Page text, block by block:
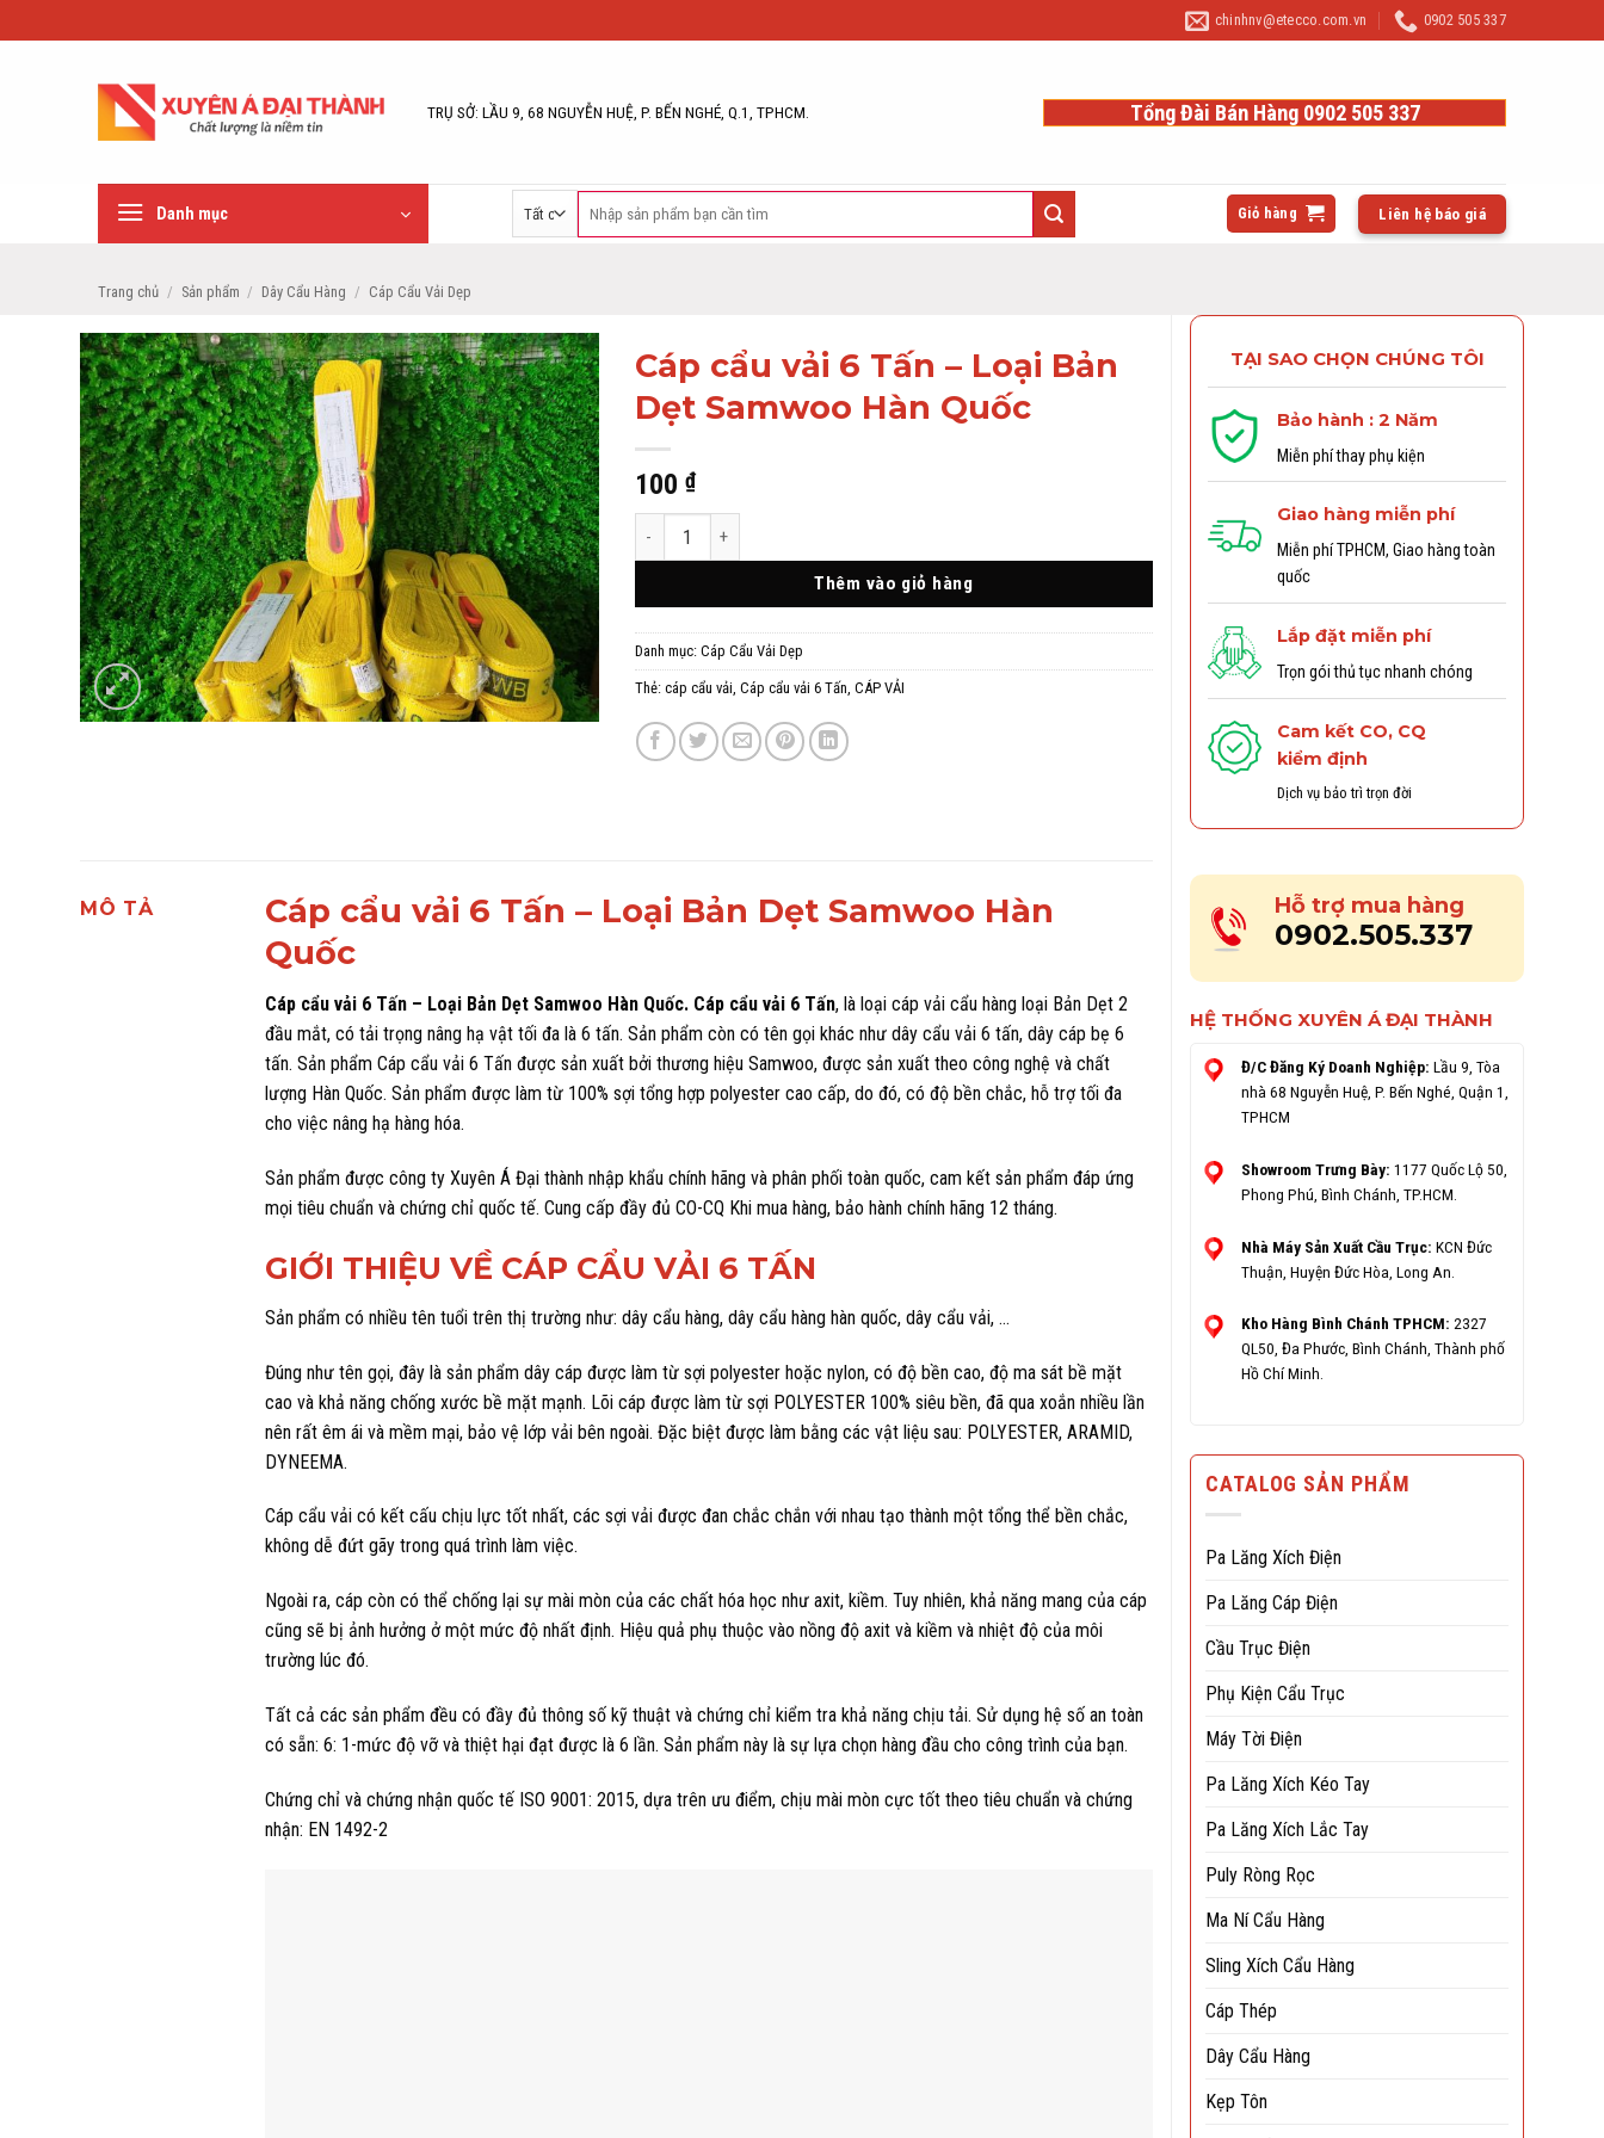
qua
chinhnv@etecco.com.vn 0902 505 337
TRỤ SỞ: LẦU 9, 68 NGUYỄN HUỆ, P. BẾN NGHÉ, Q.1, TPHCM. Tổng Đài Bán Hàng 0902 505 337
Danh mục
kiếm:
Giỏ hàng Liên hệ báo giá
Trang chủ / Sản phẩm / Dây Cẩu Hàng / Cáp Cẩu Vải Dẹp
TẠI SAO CHỌN CHÚNG TÔI
Bảo hành : 2 Năm
Miễn phí thay phụ kiện
Giao hàng miễn phí
Miễn phí TPHCM, Giao hàng toàn
quốc
Lắp đặt miễn phí
Trọn gói thủ tục nhanh chóng
Cam kết CO, CQ
kiểm định
Dịch vụ bảo trì trọn đời
Hỗ trợ mua hàng
0902.505.337
HỆ THỐNG XUYÊN Á ĐẠI THÀNH
Đ/C Đăng Ký Doanh Nghiệp: Lầu 9, Tòa
nhà 68 Nguyễn Huệ, P. Bến Nghé, Quận 1,
TPHCM
Showroom Trưng Bày: 1177 Quốc Lộ 50,
Phong Phú, Bình Chánh, TP.HCM.
Nhà Máy Sản Xuất Cầu Trục: KCN Đức
Thuận, Huyện Đức Hòa, Long An.
Kho Hàng Bình Chánh TPHCM: 2327
QL50, Đa Phước, Bình Chánh, Thành phố
Hồ Chí Minh.
CATALOG SẢN PHẨM
Pa Lăng Xích Điện
Pa Lăng Cáp Điện
Cầu Trục Điện
Phụ Kiện Cẩu Trục
Máy Tời Điện
Pa Lăng Xích Kéo Tay
Pa Lăng Xích Lắc Tay
Puly Ròng Rọc
Ma Ní Cẩu Hàng
Sling Xích Cẩu Hàng
Cáp Thép
Dây Cẩu Hàng
Kẹp Tôn
Cáp cẩu vải 6 Tấn – Loại Bản
Dẹt Samwoo Hàn Quốc
100 ₫
Cáp cẩu vải 6 Tấn - Loại Bản Dẹt Samwoo Hàn Quốc số lượng
Thêm vào giỏ hàng
Danh mục: Cáp Cẩu Vải Dẹp
Thẻ: cáp cẩu vải Cáp cẩu vải 6 Tấn CÁP VẢI
MÔ TẢ
Cáp cẩu vải 6 Tấn – Loại Bản Dẹt Samwoo Hàn
Quốc
Cáp cẩu vải 6 Tấn– Loại Bản Dẹt Samwoo Hàn Quốc. Cáp cẩu vải 6 Tấn, là loại cáp vải cẩu hàng loại Bản Dẹt 2
đầu mắt, có tải trọng nâng hạ vật tối đa là 6 tấn. Sản phẩm còn có tên gọi khác như dây cẩu vải 6 tấn, dây cáp bẹ 6
tấn. Sản phẩm Cáp cẩu vải 6 Tấn được sản xuất bởi thương hiệu Samwoo, được sản xuất theo công nghệ và chất
lượng Hàn Quốc. Sản phẩm được làm từ 100% sợi tổng hợp polyester cao cấp, do đó, có độ bền chắc, hỗ trợ tối đa
cho việc nâng hạ hàng hóa.
Sản phẩm được công ty Xuyên Á Đại thành nhập khẩu chính hãng và phân phối toàn quốc, cam kết sản phẩm đáp ứng
mọi tiêu chuẩn và chứng chỉ quốc tế. Cung cấp đầy đủ CO-CQ Khi mua hàng, bảo hành chính hãng 12 tháng.
GIỚI THIỆU VỀ CÁP CẨU VẢI 6 TẤN
Sản phẩm có nhiều tên tuổi trên thị trường như: dây cẩu hàng, dây cẩu hàng hàn quốc, dây cẩu vải, …
Đúng như tên gọi, đây là sản phẩm dây cáp được làm từ sợi polyester hoặc nylon, có độ bền cao, độ ma sát bề mặt
cao và khả năng chống xước bề mặt mạnh. Lõi cáp được làm từ sợi POLYESTER 100% siêu bền, đã qua xoắn nhiều lần
nên rất êm ái và mềm mại, bảo vệ lớp vải bên ngoài. Đặc biệt được làm bằng các vật liệu sau: POLYESTER, ARAMID,
DYNEEMA.
Cáp cẩu vải có kết cấu chịu lực tốt nhất, các sợi vải được đan chắc chắn với nhau tạo thành một tổng thể bền chắc,
không dễ đứt gãy trong quá trình làm việc.
Ngoài ra, cáp còn có thể chống lại sự mài mòn của các chất hóa học như axit, kiềm. Tuy nhiên, khả năng mang của cáp
cũng sẽ bị ảnh hưởng ở một mức độ nhất định. Hiệu quả phụ thuộc vào nồng độ axit và kiềm và nhiệt độ của môi
trường lúc đó.
Tất cả các sản phẩm đều có đầy đủ thông số kỹ thuật và chứng chỉ kiểm tra khả năng chịu tải. Sử dụng hệ số an toàn
có sẵn: 6: 1-mức độ vỡ và thiệt hại đạt được là 6 lần. Sản phẩm này là sự lựa chọn hàng đầu cho công trình của bạn.
Chứng chỉ và chứng nhận quốc tế ISO 9001: 2015, dựa trên ưu điểm, chịu mài mòn cực tốt theo tiêu chuẩn và chứng
nhận: EN 1492-2